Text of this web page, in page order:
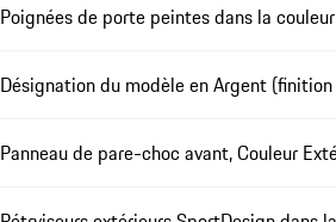
Poignées de porte peintes dans la
Désignation du modèle en Argent
Panneau de pare-choc avant, Couleur